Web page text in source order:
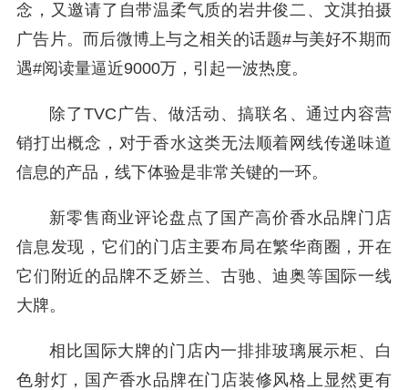
念，又邀请了自带温柔气质的岩井俊二、文淇拍摄
广告片。而后微博上与之相关的话题#与美好不期而
遇#阅读量逼近9000万，引起一波热度。
除了TVC广告、做活动、搞联名、通过内容营
销打出概念，对于香水这类无法顺着网线传递味道
信息的产品，线下体验是非常关键的一环。
新零售商业评论盘点了国产高价香水品牌门店
信息发现，它们的门店主要布局在繁华商圈，开在
它们附近的品牌不乏娇兰、古驰、迪奥等国际一线
大牌。
相比国际大牌的门店内一排排玻璃展示柜、白
色射灯，国产香水品牌在门店装修风格上显然更有